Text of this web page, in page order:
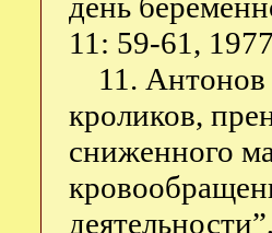
11: 59-61,
11.
кроликов,
сниженного